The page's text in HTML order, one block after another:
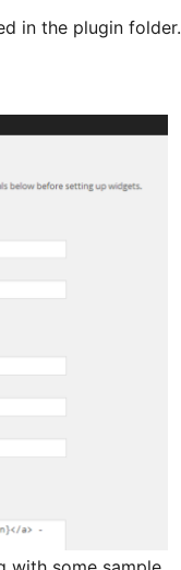
in the plugin folder.